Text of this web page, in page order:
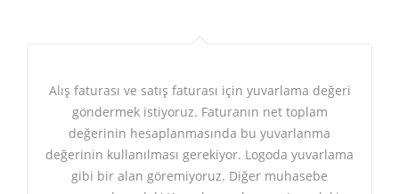
Alış faturası ve satış faturası için yuvarlama değeri
göndermek istiyoruz. Faturanın net toplam
değerinin hesaplanmasında bu yuvarlanma
değerinin kullanılması gerekiyor. Logoda yuvarlama
gibi bir alan göremiyoruz. Diğer muhasebe